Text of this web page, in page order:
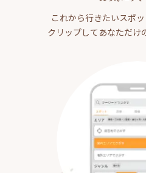
これから行きたいスポ
クリップしてあなただけ